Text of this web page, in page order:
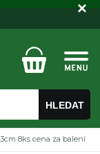
HLEDAT
8ks cena za balení